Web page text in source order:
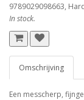
9789029098663,
In stock.
Omschrijving
Een messcherp,